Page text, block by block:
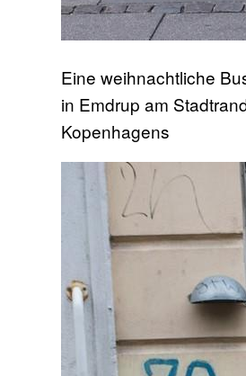
Eine weihnachtliche
in Emdrup am
Kopenhagens